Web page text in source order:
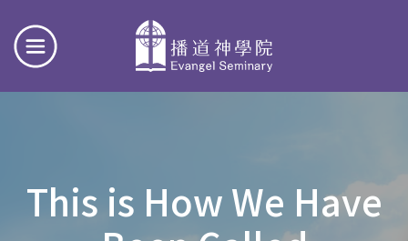
This is How We Have